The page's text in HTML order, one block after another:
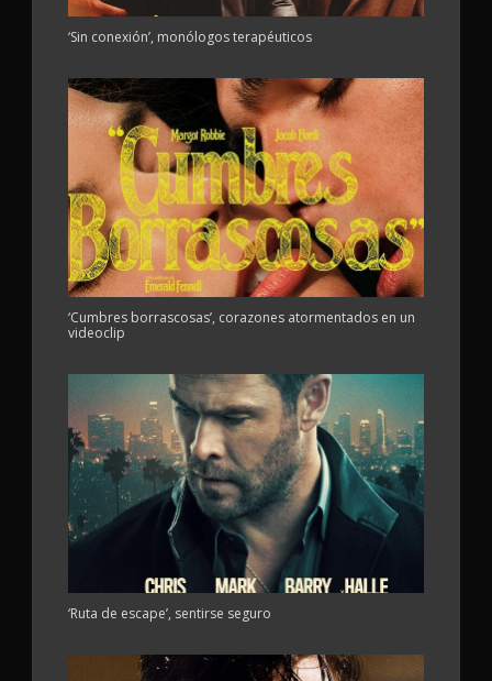
‘Sin conexión’, monólogos terapéuticos
‘Cumbres borrascosas’, corazones atormentados en un
videoclip
‘Ruta de escape’, sentirse seguro